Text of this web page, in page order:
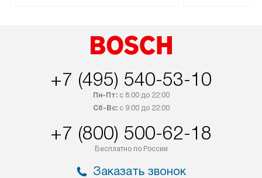
со статусом «В наличии» могут
быть отправлены покупателю
интересен товар «Под заказ»,
обсудите возможность его
приобретения с менеджером сайта.
доставляются бесплатно
по Москве в пределах МКАД,
не предусмотрена.
по монтажу
материалы.
+7 (495) 540-53-10
Пн-Пт:с 8:00 до 22:00
Сб-Вс:с 9:00 до 22:00
+7 (800) 500-62-18
Бесплатно по России
Заказать звонок